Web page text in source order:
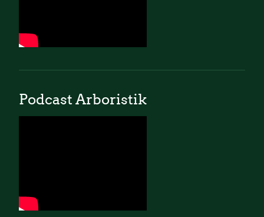
Podcast Arboristik